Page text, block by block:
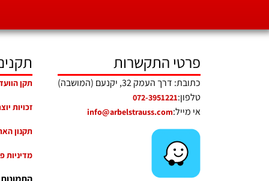
פרטי התקשרות
כתובת: דרך העמק 32, יקנעם (המושבה)
טלפון:072-3951221
אי מייל:info@arbelstrauss.com
תקן
זכויות
תקנון
מדיניות